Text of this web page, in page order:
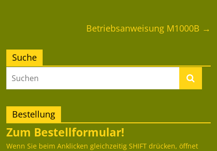
Betriebsanweisung M1000B →
Suche
Bestellung
Zum Bestellformular!
Wenn Sie beim Anklicken gleichzeitig SHIFT drücken, öffnet